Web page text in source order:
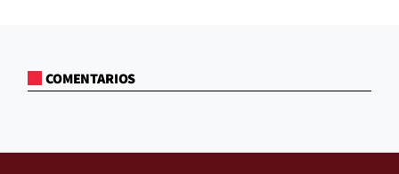
COMENTARIOS